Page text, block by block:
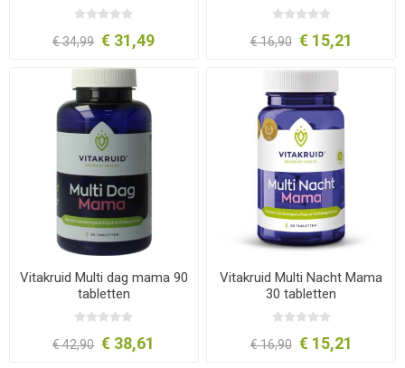
€ 34,99 € 31,49 € 16,90 € 15,21
Vitakruid Multi dag mama 90
tabletten
€ 42,90 € 38,61
Vitakruid Multi Nacht Mama
30 tabletten
€ 16,90 € 15,21